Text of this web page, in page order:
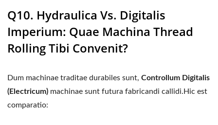
Q10. Hydraulica Vs. Digitalis
Imperium: Quae Machina Thread
Rolling Tibi Convenit?
Dum machinae traditae durabiles sunt, Controllum Digitalis
(Electricum) machinae sunt futura fabricandi callidi.Hic est
comparatio: